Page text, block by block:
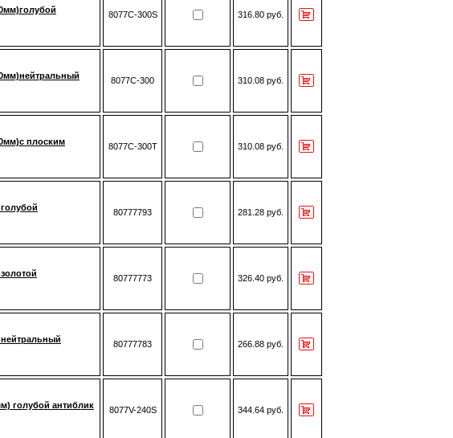
8077С-300S 316.80 руб.
8077С-300 310.08 руб.
плоским
8077C-300T 310.08 руб.
80777793 281.28 руб.
80777773 326.40 руб.
80777783 266.88 руб.
голубой антиблик
8077V-240S 344.64 руб.